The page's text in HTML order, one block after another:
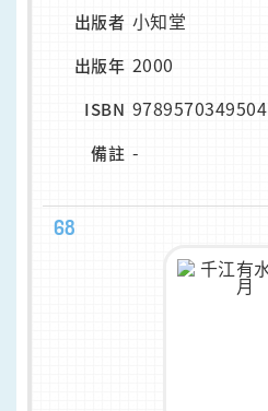
出版者 小知堂
出版年 2000
ISBN 9789570349504
備註 -
68